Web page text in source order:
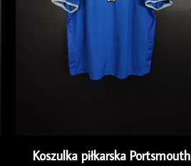
Koszulka piłkarska Portsmouth